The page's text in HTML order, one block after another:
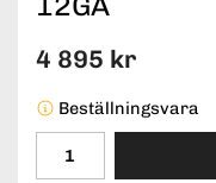
4 895 kr
Beställningsvara